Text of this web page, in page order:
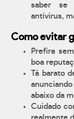
saber se
antívirus,
Como evitar
Prefira
boa
Tá barato
abaixo da
Cuidado